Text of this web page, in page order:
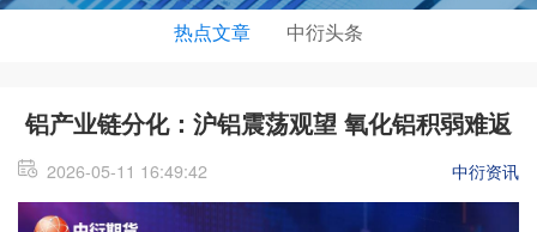
热点文章 中衍头条
铝产业链分化：沪铝震荡观望 氧化铝积弱难返
2026-05-11 16:49:42 中衍资讯